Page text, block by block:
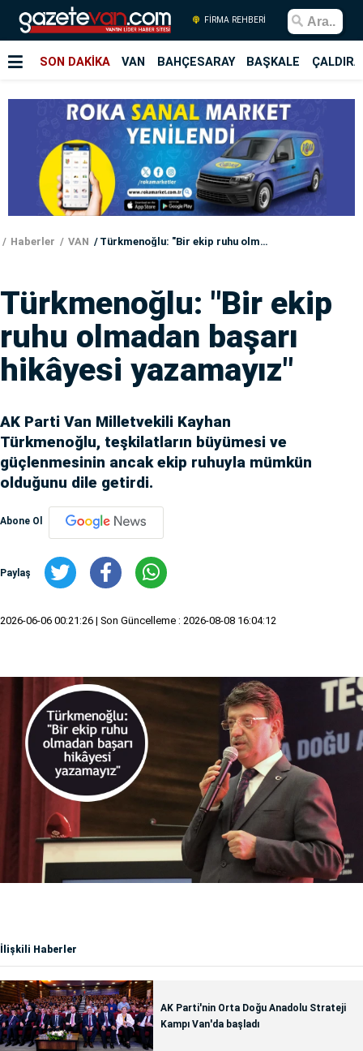
FİRMA REHBERİ
SON DAKİKA VAN BAHÇESARAY BAŞKALE
Haberler VAN Türkmenoğlu: "Bir ekip ruhu olmadan başarı hikâyesi yazamayız"
Türkmenoğlu: "Bir ekip
ruhu olmadan başarı
hikâyesi yazamayız"
AK Parti Van Milletvekili Kayhan
Türkmenoğlu, teşkilatların büyümesi ve
güçlenmesinin ancak ekip ruhuyla mümkün
olduğunu dile getirdi.
Abone Ol
Paylaş
2026-06-06 00:21:26 | Son Güncelleme : 2026-08-08 16:04:12
İlişkili Haberler
AK Parti'nin Orta Doğu Anadolu Strateji
Kampı Van'da başladı